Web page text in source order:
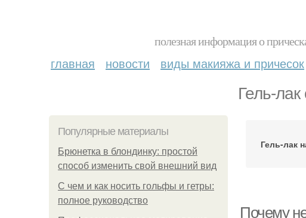
полезная информация о
главная новости виды макияжа и причесок
Гель-
Популярные материалы
Брюнетка в блондинку: простой
способ изменить свой внешний вид
С чем и как носить гольфы и гетры:
полное руководство
Гель-лак
Почему